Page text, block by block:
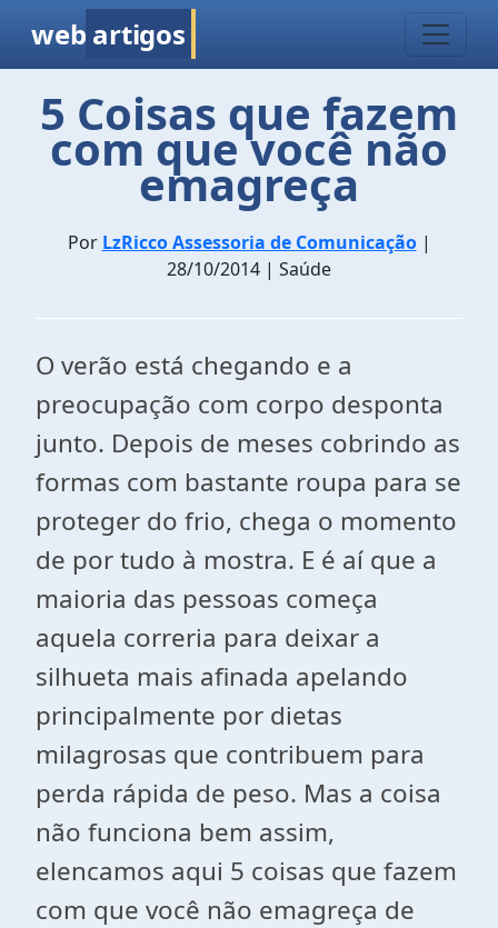
web artigos
5 Coisas que fazem
com que você não
emagreça
Por LzRicco Assessoria de Comunicação|
28/10/2014 | Saúde
O verão está chegando e a
preocupação com corpo desponta
junto. Depois de meses cobrindo as
formas com bastante roupa para se
proteger do frio, chega o momento
de por tudo à mostra. E é aí que a
maioria das pessoas começa
aquela correria para deixar a
silhueta mais afinada apelando
principalmente por dietas
milagrosas que contribuem para
perda rápida de peso. Mas a coisa
não funciona bem assim,
elencamos aqui 5 coisas que fazem
com que você não emagreça de